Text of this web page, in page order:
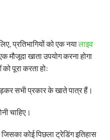
प्रतिभागियों को एक नयालाइव
मौजूदा खाता उपयोग करना होगा
पूरा करता हो:
सभी प्रकार के खाते पात्र हैं।
चाहिए।
जिसका कोई पिछला ट्रेडिंग इतिहास